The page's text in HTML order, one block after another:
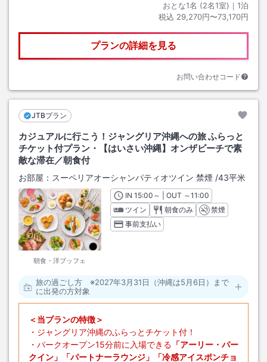
おとな1名 (2名1室)｜ 1泊
税込 29,270円〜73,170円
プランの詳細を見る
お問い合わせコード
JTBプラン
カジュアルに行こう！ジャングリア沖縄への旅 ふらっと
チケット付プラン・【はいさい沖縄】オンザビーチで素
敵な滞在／朝食付
お部屋： スーペリアオーシャンパティオツイン 禁煙 /43平米
朝食・洋ブッフェ
INチェックイン
15:00 ～ | OUT チェックアウト
～11:00
ツイン
朝食のみ
禁煙
事前支払い
旅の過ごし方 ※2027年3月31日（沖縄は5月6日）まで
に出発の方対象
＜当プランの特徴＞
・ジャングリア沖縄のふらっとチケット付！
・パークオープン15分前に入場できる 「アーリー・パー
クイン」「パートナーラウンジ」「冷感アイスポンチョ